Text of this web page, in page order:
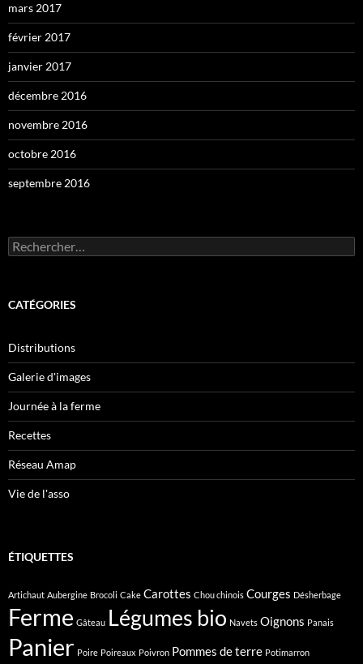
mars 2017
février 2017
janvier 2017
décembre 2016
novembre 2016
octobre 2016
septembre 2016
Rechercher :
CATÉGORIES
Distributions
Galerie d'images
Journée à la ferme
Recettes
Réseau Amap
Vie de l'asso
ÉTIQUETTES
Artichaut Aubergine Brocoli Cake Carottes Chou chinois Courges Désherbage
Ferme Gâteau Légumes bio Navets Oignons Panais
Panier Poire Poireaux Poivron Pommes de terre Potimarron